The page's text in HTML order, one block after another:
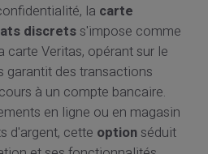
la carte
discretss'impose comme
carte Veritas, opérant sur le
garantit des transactions
à un compte bancaire.
en ligne ou en magasin
d'argent, cette optionséduit